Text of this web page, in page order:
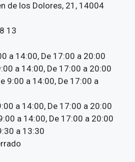
de los Dolores, 21, 14004
13
a 14:00, De 17:00 a 20:00
a 14:00, De 17:00 a 20:00
9:00 a 14:00, De 17:00 a
a 14:00, De 17:00 a 20:00
a 14:00, De 17:00 a 20:00
a 13:30